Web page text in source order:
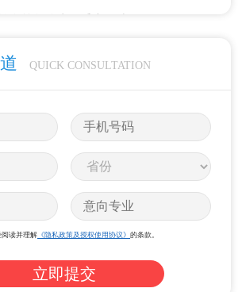
学校学费及收费标准
QUICK CONSULTATION
阅读并理解 《隐私政策及授权使用协议》 的条款。